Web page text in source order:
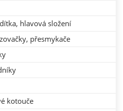
hlavová složení
přesmykače
kotouče